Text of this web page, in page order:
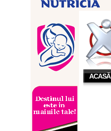
ACASĂ